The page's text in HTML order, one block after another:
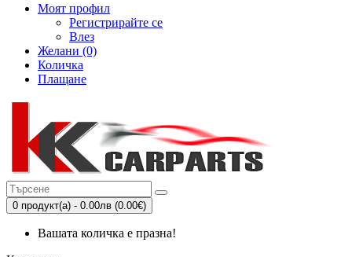
Моят профил
Регистрирайте се
Влез
Желани (0)
Количка
Плащане
0 продукт(а) - 0.00лв (0.00€)
Вашата количка е празна!